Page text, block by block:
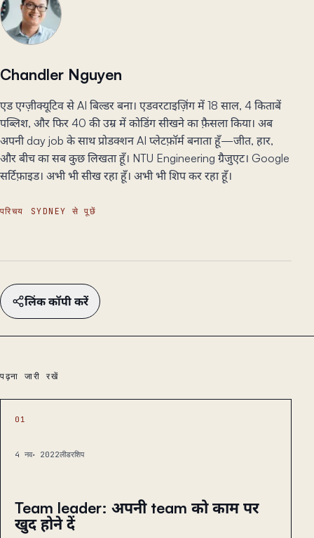
Chandler Nguyen
एड एग्ज़ीक्यूटिव से AI बिल्डर बना। एडवरटाइज़िंग में 18 साल, 4 किताबें
पब्लिश, और फिर 40 की उम्र में कोडिंग सीखने का फ़ैसला किया। अब
अपनी day job के साथ प्रोडक्शन AI प्लेटफ़ॉर्म बनाता हूँ—जीत, हार,
और बीच का सब कुछ लिखता हूँ। NTU Engineering ग्रैजुएट। Google
सर्टिफ़ाइड। अभी भी सीख रहा हूँ। अभी भी शिप कर रहा हूँ।
परिचय SYDNEY से पूछें
लिंक कॉपी करें
पढ़ना जारी रखें
01
4 नव॰ 2022लीडरशिप
Team leader: अपनी team को काम पर
खुद होने दें